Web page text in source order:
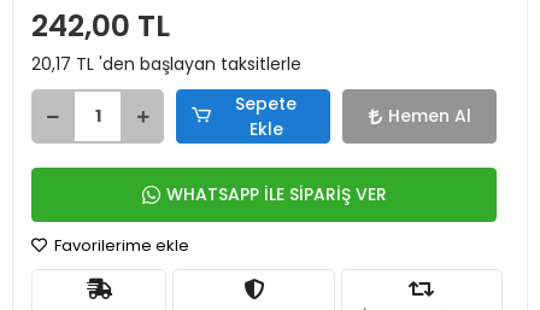
242,00 TL
20,17 TL 'den başlayan taksitlerle
Sepete
Ekle
Hemen Al
WHATSAPP İLE SİPARİŞ VER
Favorilerime ekle